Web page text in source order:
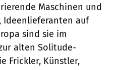
Maschinen und
Ideenlieferanten auf
sind sie im
­alten Solitude-
Frickler, Künstler,